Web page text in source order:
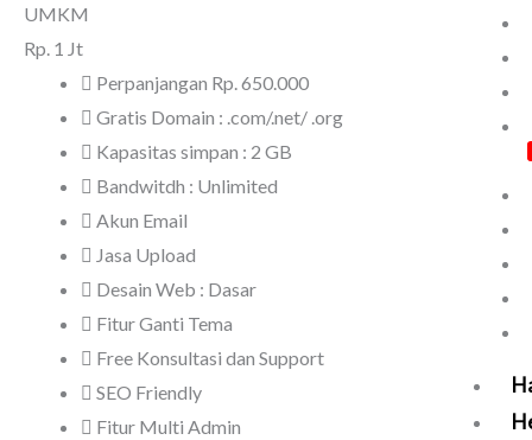
UMKM
Rp. 1 Jt
Perpanjangan Rp. 650.000
Gratis Domain : .com/.net/ .org
Kapasitas simpan : 2 GB
Bandwitdh : Unlimited
Akun Email
Jasa Upload
Desain Web : Dasar
Fitur Ganti Tema
Free Konsultasi dan Support
SEO Friendly
Fitur Multi Admin